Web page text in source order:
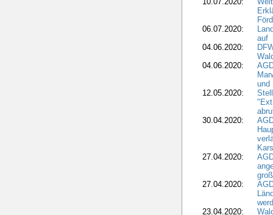
06.07.2020:
auf
04.06.2020:
04.06.2020:
und
12.05.2020:
30.04.2020:
27.04.2020:
27.04.2020:
23.04.2020: